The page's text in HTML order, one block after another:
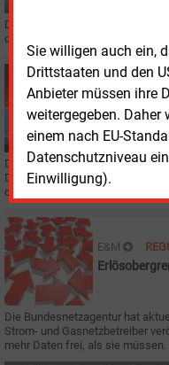
Sie willigen auch ein,
Drittstaaten und den
Anbieter müssen ihre
weitergegeben. Daher
einem nach EU-
Datenschutzniveau
Einwilligung).
Der RWE-Vorstandsvorsitzende
der Politik gerne andere
49,3 %
2020
Die Bundesnetzagentur hat
Danach lag der Anteil des aus
der Netzlast bei 49,3 % (2019:
E&M
Die Bundesnetzagentur hat
Strom- und Gasnetzbetreiber
mehr Daten frei, als sie müssen.